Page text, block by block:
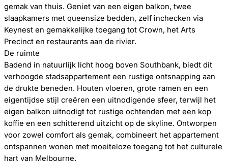
gemak van thuis. Geniet van een eigen balkon, twee
slaapkamers met queensize bedden, zelf inchecken via
Keynest en gemakkelijke toegang tot Crown, het Arts
Precinct en restaurants aan de rivier.
De ruimte
Badend in natuurlijk licht hoog boven Southbank, biedt dit
verhoogde stadsappartement een rustige ontsnapping aan
de drukte beneden. Houten vloeren, grote ramen en een
eigentijdse stijl creëren een uitnodigende sfeer, terwijl het
eigen balkon uitnodigt tot rustige ochtenden met een kop
koffie en een schitterend uitzicht op de skyline. Ontworpen
voor zowel comfort als gemak, combineert het appartement
ontspannen wonen met moeiteloze toegang tot het culturele
hart van Melbourne.